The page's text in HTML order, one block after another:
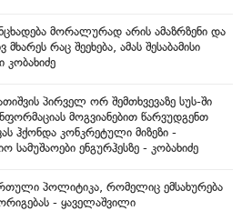
მორალურად არის ამაზრზენი და
რაც შეეხება, ამას შესაბამისი
კობახიძე
პირველ ორ შემთხვევაზე სუს-ში
მოგვიანებით წარვუდგენთ
ჰქონდა კონკრეტული მიზეზი -
ენგურჰესზე - კობახიძე
პოლიტიკა, რომელიც ემსახურება
- ყაველაშვილი